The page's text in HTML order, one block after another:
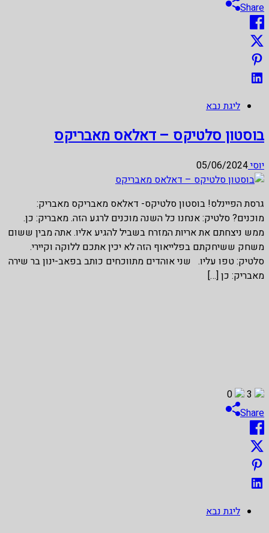
Share
ליגת נבא
בוסטון סלטיקס – דאלאס מאבריקס
יוסי05/06/2024
גרסת הפיינלס! בוסטון סלטיקס- דאלאס מאבריקס מאבריק:
מוכנים? סלטיק: אנחנו כל השנה מוכנים לרגע הזה. מאבריק: כן.
ממש ניצחתם את אריות המזרח בשביל להגיע אליו. אתה מבין ששום
משחק ששיחקתם בפלייאוף הזה לא יכין אתכם ללוקה וקיירי.
סלטיק: טפו עליו. שני אוהדים מתווכחים כותב בפאב-ינון בר שירה
מאבריק: כן […]
3
0
Share
ליגת נבא